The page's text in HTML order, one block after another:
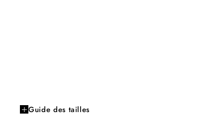
Guide des tailles